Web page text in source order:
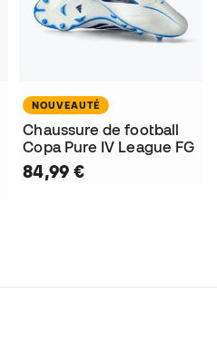
NOUVEAUTÉ
Chaussure de football
Copa Pure IV League FG
84,99 €